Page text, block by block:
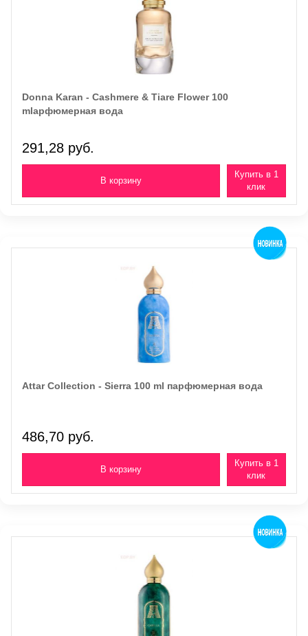
Donna Karan - Cashmere & Tiare Flower 100
mlарфюмерная вода
291,28 руб.
Купить в 1
клик
Attar Collection - Sierra 100 ml парфюмерная вода
486,70 руб.
Купить в 1
клик